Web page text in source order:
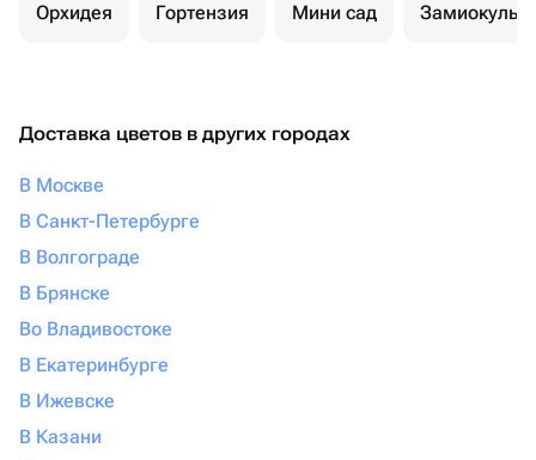
Орхидея Гортензия Мини сад
Доставка цветов в других городах
В Москве
В Санкт-Петербурге
В Волгограде
В Брянске
Во Владивостоке
В Екатеринбурге
В Ижевске
В Казани